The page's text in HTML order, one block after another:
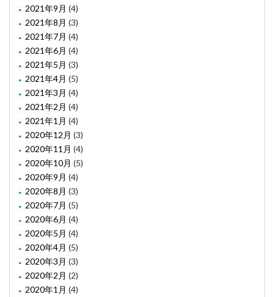
2021年9月 (4)
2021年8月 (3)
2021年7月 (4)
2021年6月 (4)
2021年5月 (3)
2021年4月 (5)
2021年3月 (4)
2021年2月 (4)
2021年1月 (4)
2020年12月 (3)
2020年11月 (4)
2020年10月 (5)
2020年9月 (4)
2020年8月 (3)
2020年7月 (5)
2020年6月 (4)
2020年5月 (4)
2020年4月 (5)
2020年3月 (3)
2020年2月 (2)
2020年1月 (4)